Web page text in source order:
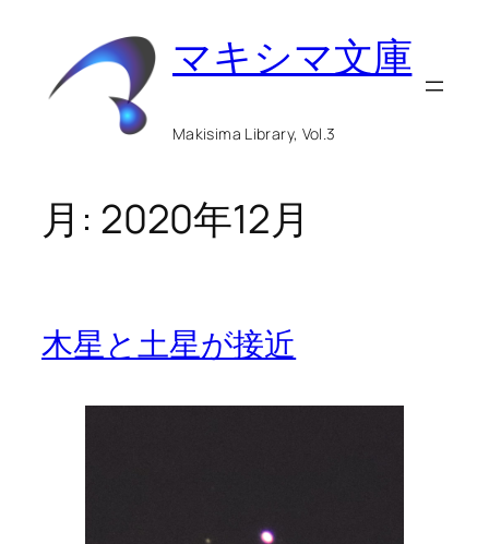
マキシマ文庫
Makisima Library, Vol.3
月: 2020年12月
木星と土星が接近